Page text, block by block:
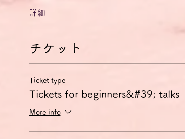
詳細
チケット
Ticket type
Tickets for beginners&#39; talks
More info